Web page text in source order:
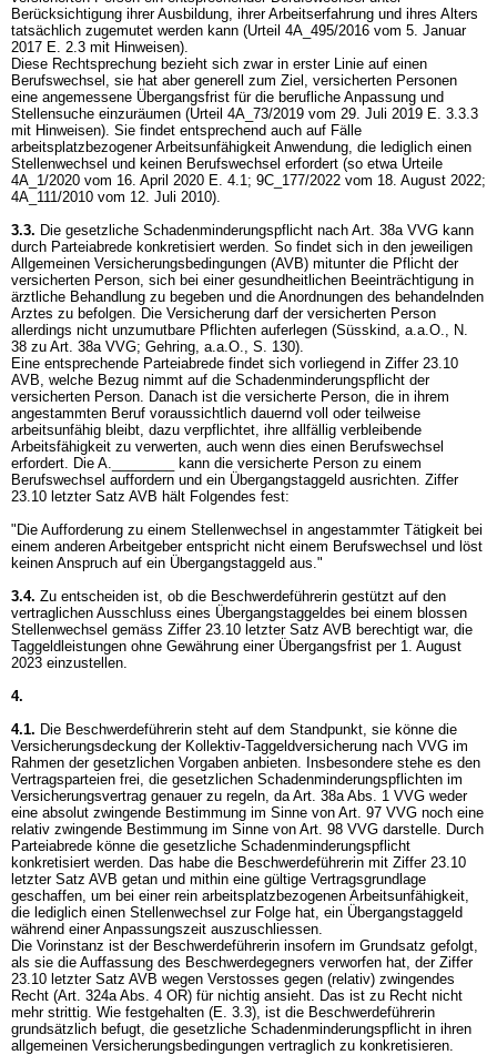
Berücksichtigung ihrer Ausbildung, ihrer Arbeitserfahrung und ihres Alters
tatsächlich zugemutet werden kann (Urteil 4A_495/2016 vom 5. Januar
2017 E. 2.3 mit Hinweisen).
Diese Rechtsprechung bezieht sich zwar in erster Linie auf einen
Berufswechsel, sie hat aber generell zum Ziel, versicherten Personen
eine angemessene Übergangsfrist für die berufliche Anpassung und
Stellensuche einzuräumen (Urteil 4A_73/2019 vom 29. Juli 2019 E. 3.3.3
mit Hinweisen). Sie findet entsprechend auch auf Fälle
arbeitsplatzbezogener Arbeitsunfähigkeit Anwendung, die lediglich einen
Stellenwechsel und keinen Berufswechsel erfordert (so etwa Urteile
4A_1/2020 vom 16. April 2020 E. 4.1; 9C_177/2022 vom 18. August 2022;
4A_111/2010 vom 12. Juli 2010).
3.3. Die gesetzliche Schadenminderungspflicht nach Art. 38a VVG kann
durch Parteiabrede konkretisiert werden. So findet sich in den jeweiligen
Allgemeinen Versicherungsbedingungen (AVB) mitunter die Pflicht der
versicherten Person, sich bei einer gesundheitlichen Beeinträchtigung in
ärztliche Behandlung zu begeben und die Anordnungen des behandelnden
Arztes zu befolgen. Die Versicherung darf der versicherten Person
allerdings nicht unzumutbare Pflichten auferlegen (Süsskind, a.a.O., N.
38 zu Art. 38a VVG; Gehring, a.a.O., S. 130).
Eine entsprechende Parteiabrede findet sich vorliegend in Ziffer 23.10
AVB, welche Bezug nimmt auf die Schadenminderungspflicht der
versicherten Person. Danach ist die versicherte Person, die in ihrem
angestammten Beruf voraussichtlich dauernd voll oder teilweise
arbeitsunfähig bleibt, dazu verpflichtet, ihre allfällig verbleibende
Arbeitsfähigkeit zu verwerten, auch wenn dies einen Berufswechsel
erfordert. Die A.________ kann die versicherte Person zu einem
Berufswechsel auffordern und ein Übergangstaggeld ausrichten. Ziffer
23.10 letzter Satz AVB hält Folgendes fest:
"Die Aufforderung zu einem Stellenwechsel in angestammter Tätigkeit bei
einem anderen Arbeitgeber entspricht nicht einem Berufswechsel und löst
keinen Anspruch auf ein Übergangstaggeld aus."
3.4. Zu entscheiden ist, ob die Beschwerdeführerin gestützt auf den
vertraglichen Ausschluss eines Übergangstaggeldes bei einem blossen
Stellenwechsel gemäss Ziffer 23.10 letzter Satz AVB berechtigt war, die
Taggeldleistungen ohne Gewährung einer Übergangsfrist per 1. August
2023 einzustellen.
4.
4.1. Die Beschwerdeführerin steht auf dem Standpunkt, sie könne die
Versicherungsdeckung der Kollektiv-Taggeldversicherung nach VVG im
Rahmen der gesetzlichen Vorgaben anbieten. Insbesondere stehe es den
Vertragsparteien frei, die gesetzlichen Schadenminderungspflichten im
Versicherungsvertrag genauer zu regeln, daArt. 38a Abs. 1 VVG weder
eine absolut zwingende Bestimmung im Sinne von Art. 97 VVG noch eine
relativ zwingende Bestimmung im Sinne von Art. 98 VVG darstelle. Durch
Parteiabrede könne die gesetzliche Schadenminderungspflicht
konkretisiert werden. Das habe die Beschwerdeführerin mit Ziffer 23.10
letzter Satz AVB getan und mithin eine gültige Vertragsgrundlage
geschaffen, um bei einer rein arbeitsplatzbezogenen Arbeitsunfähigkeit,
die lediglich einen Stellenwechsel zur Folge hat, ein Übergangstaggeld
während einer Anpassungszeit auszuschliessen.
Die Vorinstanz ist der Beschwerdeführerin insofern im Grundsatz gefolgt,
als sie die Auffassung des Beschwerdegegners verworfen hat, der Ziffer
23.10 letzter Satz AVB wegen Verstosses gegen (relativ) zwingendes
Recht (Art. 324a Abs. 4 OR) für nichtig ansieht. Das ist zu Recht nicht
mehr strittig. Wie festgehalten (E. 3.3), ist die Beschwerdeführerin
grundsätzlich befugt, die gesetzliche Schadenminderungspflicht in ihren
allgemeinen Versicherungsbedingungen vertraglich zu konkretisieren.